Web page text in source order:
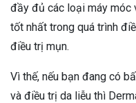
đầy đủ các loại máy móc
tốt nhất trong quá trình
điều trị mụn.
Vì thế, nếu bạn đang có
và điều trị da liễu thì